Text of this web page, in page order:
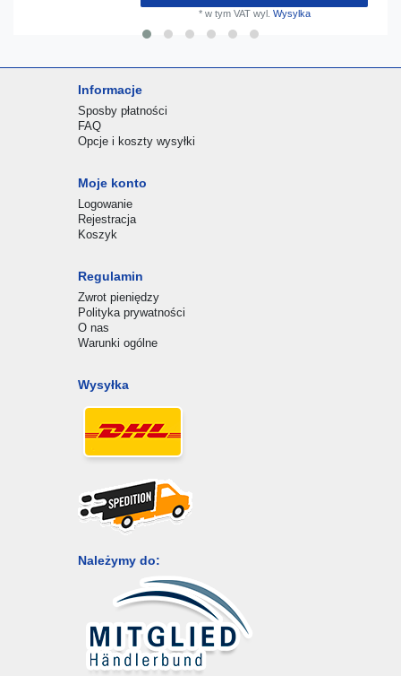
* w tym VATwyl. Wysylka
Informacje
Sposby płatności
FAQ
Opcje i koszty wysyłki
Moje konto
Logowanie
Rejestracja
Koszyk
Regulamin
Zwrot pieniędzy
Polityka prywatności
O nas
Warunki ogólne
Wysyłka
Należymy do: